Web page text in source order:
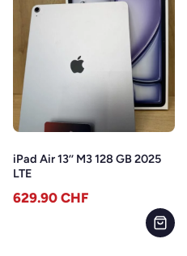
iPad Air 13’’ M3 128 GB 2025
LTE
629.90 CHF